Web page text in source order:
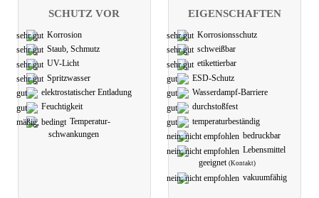
SCHUTZ VOR
Korrosion
Staub, Schmutz
UV-Licht
Spritzwasser
elektro­statischer Ent­ladung
Feuchtigkeit
Temperatur-
schwank­ungen
EIGEN­SCHAFTEN
Korrosions­schutz
schweißbar
etikettier­bar
ESD-Schutz
Wasserdampf-Barriere
durchstoßfest
temperatur­­beständig
bedruckbar
Lebens­mittel
geeignet(Kontakt)
vakuum­fähig